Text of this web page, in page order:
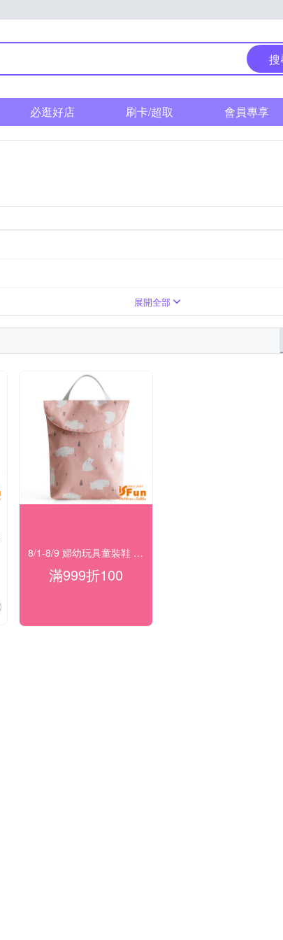
搜
必逛好店 刷卡/超取 會員專享
展開全部
8/1-8/9 婦幼玩具童裝鞋 指定品滿999折100
滿999折100